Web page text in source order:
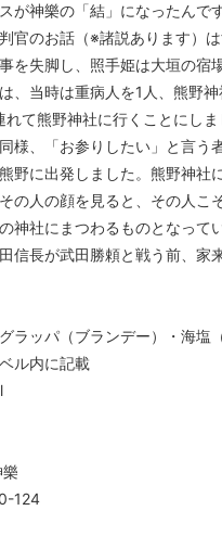
が神樂の「結」になったんです
官のお話（※諸説あります）
を失脚し、照手姫は大垣の宿
、当時は重病人を1人、熊野
れて熊野神社に行くことにしま
様、「お参りしたい」と言う
野に出発しました。熊野神社
の人の顔を見ると、その人こ
神社にまつわるものとなって
信長が武田勝頼と戦う前、家
ラッパ（ブランデー）・海塩
ル内に記載
124